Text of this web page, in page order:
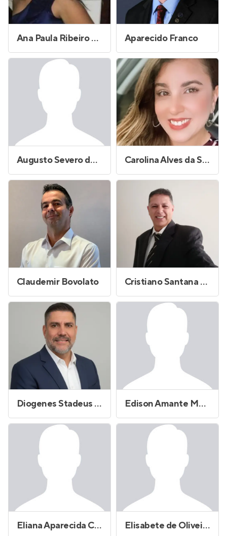
Ana Paula Ribeiro Cavalcante Gonçalves Aparecido Franco
Augusto Severo de Oliveira Carolina Alves da Silva Andrade
Claudemir Bovolato Cristiano Santana Reis
Diogenes Stadeus Andrade Edison Amante Monteforte
Eliana Aparecida Cardoso Cavalari Elisabete de Oliveira